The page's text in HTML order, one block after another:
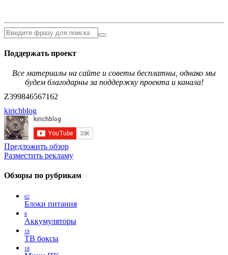
Поддержать проект
Все материалы на сайте и советы бесплатны, однако мы
будем благодарны за поддержку проекта и канала!
Z399846567162
kirichblog
Предложить обзор
Разместить рекламу
Обзоры по рубрикам
62
Блоки питания
8
Аккумуляторы
19
ТВ боксы
18